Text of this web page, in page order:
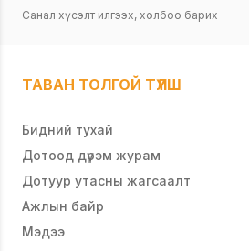
Санал хүсэлт илгээх, холбоо барих
ТАВАН ТОЛГОЙ ТҮЛШ
Бидний тухай
Дотоод дүрэм журам
Дотуур утасны жагсаалт
Ажлын байр
Мэдээ